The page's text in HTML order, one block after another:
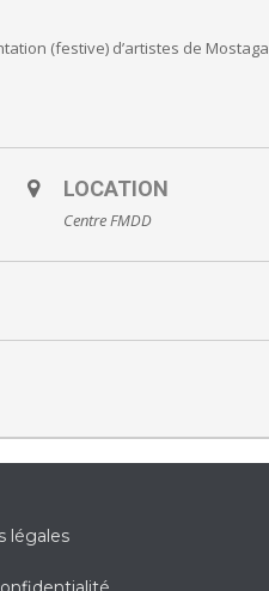
(festive) d’artistes de
LOCATION
Centre FMDD
légales